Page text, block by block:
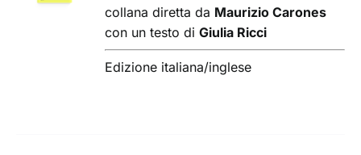
collana diretta da Maurizio Carones
con un testo diGiulia Ricci
Edizione italiana/inglese